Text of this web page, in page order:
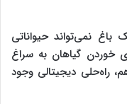
نمی‌تواند حیواناتی
خوردن گیاهان به سراغ
راه‌حلی دیجیتالی وجود